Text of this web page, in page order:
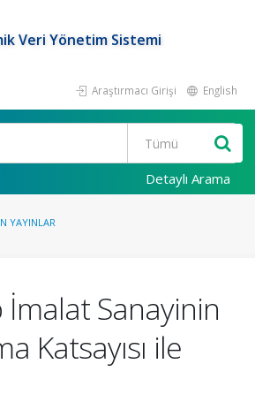
Veri Yönetim Sistemi
Araştırmacı Girişi English
Detaylı Arama
YAYINLAR
Sanayinin
Katsayısı ile